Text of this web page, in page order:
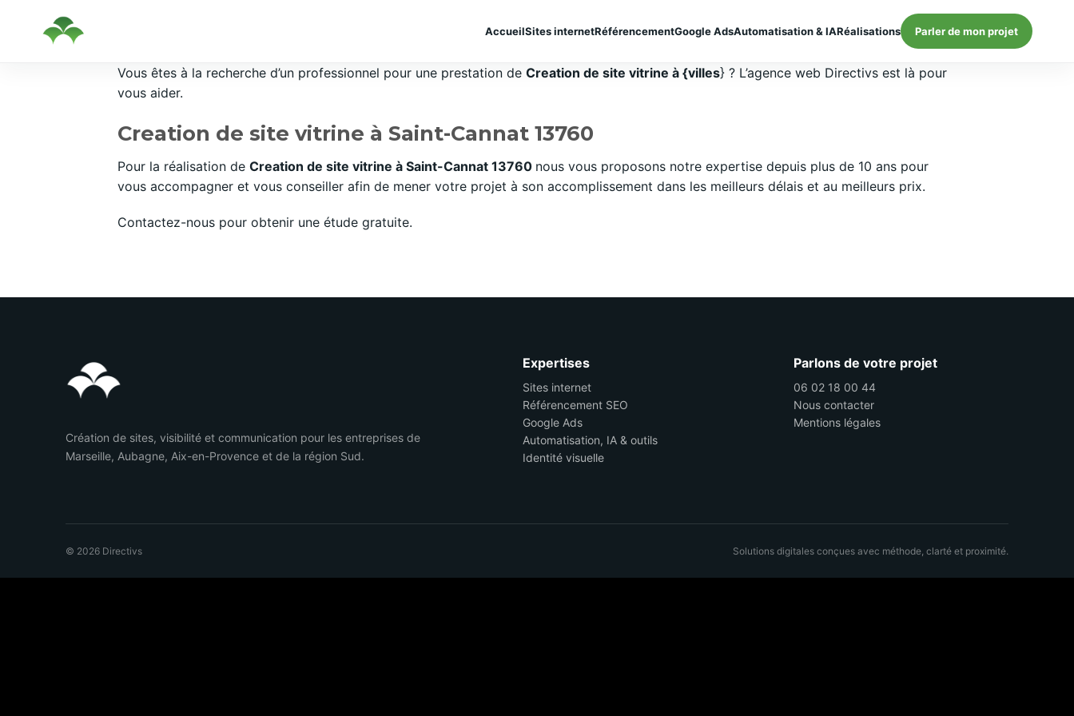
AccueilSites internetRéférencementGoogle AdsAutomatisation & IARéalisations Parler de mon projet
Vous êtes à la recherche d’un professionnel pour une prestation de Creation de site vitrine à {villes} ? L’agence web Directivs est là pour
vous aider.
Creation de site vitrine à Saint-Cannat 13760
Pour la réalisation de Creation de site vitrine à Saint-Cannat 13760 nous vous proposons notre expertise depuis plus de 10 ans pour
vous accompagner et vous conseiller afin de mener votre projet à son accomplissement dans les meilleurs délais et au meilleurs prix.
Contactez-nous pour obtenir une étude gratuite.
Création de sites, visibilité et communication pour les entreprises de
Marseille, Aubagne, Aix-en-Provence et de la région Sud.
Expertises
Sites internet
Référencement SEO
Google Ads
Automatisation, IA & outils
Identité visuelle
Parlons de votre projet
06 02 18 00 44
Nous contacter
Mentions légales
© 2026 Directivs Solutions digitales conçues avec méthode, clarté et proximité.